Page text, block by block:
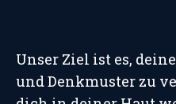
Unser Ziel ist es,
und Denkmuster zu